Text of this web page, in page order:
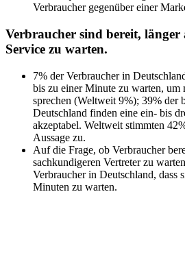
Verbraucher gegenüber einer
Verbraucher sind bereit, länger
Service zu warten.
7% der Verbraucher in
bis zu einer Minute zu warten, um
sprechen (Weltweit 9%); 39% der
Deutschland finden eine ein- bis
akzeptabel. Weltweit stimmten
Aussage zu.
Auf die Frage, ob Verbraucher
sachkundigeren Vertreter zu
Verbraucher in Deutschland, dass
Minuten zu warten.